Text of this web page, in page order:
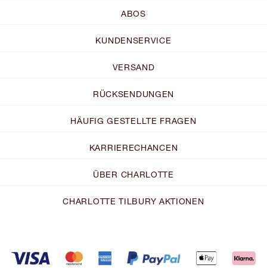
ABOS
KUNDENSERVICE
VERSAND
RÜCKSENDUNGEN
HÄUFIG GESTELLTE FRAGEN
KARRIERECHANCEN
ÜBER CHARLOTTE
CHARLOTTE TILBURY AKTIONEN